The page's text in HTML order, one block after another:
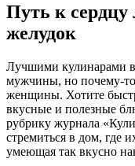
Путь к
желудок
Лучшими кулинарами в
мужчины, но почему-то
женщины. Хотите
вкусные и полезные
рубрику журнала
стремиться в дом, где
умеющая так вкусно